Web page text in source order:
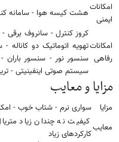
امکانات
ایمنی
هشت کیسه هوا - سامانه
امکانات
رفاهی
کروز کنترل - سانروف برقی
تهویه اتوماتیک دو
سنسور نور - سنسور
سیستم صوتی اینفینیتی -
مزایا و معایب
مزایا
سواری نرم - شتاب خوب -
معایب کیفیت نه چندان زیاد
کارکردهای زیاد